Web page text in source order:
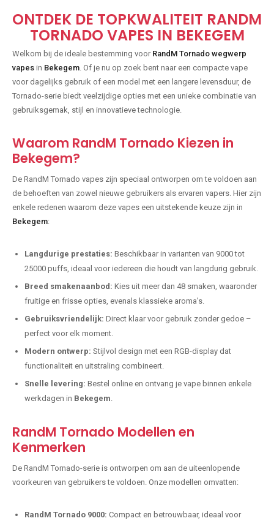
ONTDEK DE TOPKWALITEIT RANDM
TORNADO VAPES IN BEKEGEM
Welkom bij de ideale bestemming voor RandM Tornado wegwerp
vapes in Bekegem . Of je nu op zoek bent naar een compacte vape
voor dagelijks gebruik of een model met een langere levensduur, de
Tornado-serie biedt veelzijdige opties met een unieke combinatie van
gebruiksgemak, stijl en innovatieve technologie.
Waarom RandM Tornado Kiezen in
Bekegem?
De RandM Tornado vapes zijn speciaal ontworpen om te voldoen aan
de behoeften van zowel nieuwe gebruikers als ervaren vapers. Hier zijn
enkele redenen waarom deze vapes een uitstekende keuze zijn in
Bekegem:
Langdurige prestaties: Beschikbaar in varianten van 9000 tot
25000 puffs, ideaal voor iedereen die houdt van langdurig gebruik.
Breed smakenaanbod: Kies uit meer dan 48 smaken, waaronder
fruitige en frisse opties, evenals klassieke aroma's.
Gebruiksvriendelijk: Direct klaar voor gebruik zonder gedoe –
perfect voor elk moment.
Modern ontwerp: Stijlvol design met een RGB-display dat
functionaliteit en uitstraling combineert.
Snelle levering: Bestel online en ontvang je vape binnen enkele
werkdagen in Bekegem
RandM Tornado Modellen en
Kenmerken
De RandM Tornado-serie is ontworpen om aan de uiteenlopende
voorkeuren van gebruikers te voldoen. Onze modellen omvatten:
RandM Tornado 9000: Compact en betrouwbaar, ideaal voor